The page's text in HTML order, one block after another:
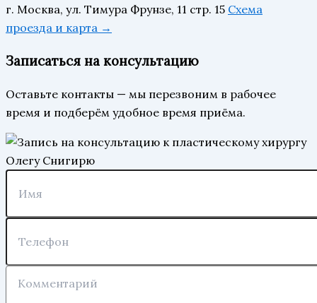
г. Москва, ул. Тимура Фрунзе, 11 стр. 15 Схема
проезда и карта →
Записаться на консультацию
Оставьте контакты — мы перезвоним в рабочее
время и подберём удобное время приёма.